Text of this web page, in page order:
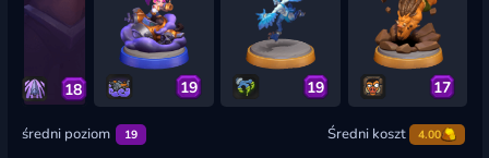
18 19 19 17
średni poziom 19 Średni koszt 4.00